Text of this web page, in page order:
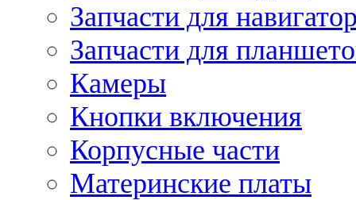
Запчасти для
Запчасти для
Камеры
Кнопки включения
Корпусные части
Материнские платы